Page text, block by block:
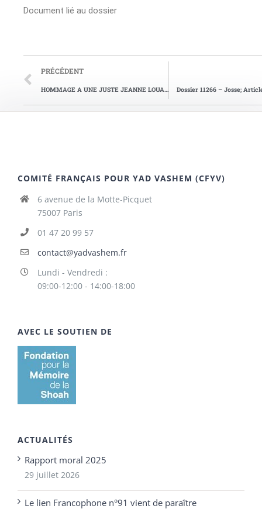
Document lié au dossier
PRÉCÉDENT
HOMMAGE A UNE JUSTE JEANNE LOUAULT Dossier 11266 – Josse;
COMITÉ FRANÇAIS POUR YAD VASHEM (CFYV)
6 avenue de la Motte-Picquet
75007 Paris
01 47 20 99 57
contact@yadvashem.fr
Lundi - Vendredi :
09:00-12:00 - 14:00-18:00
AVEC LE SOUTIEN DE
ACTUALITÉS
Rapport moral 2025
29 juillet 2026
Le lien Francophone n°91 vient de paraître